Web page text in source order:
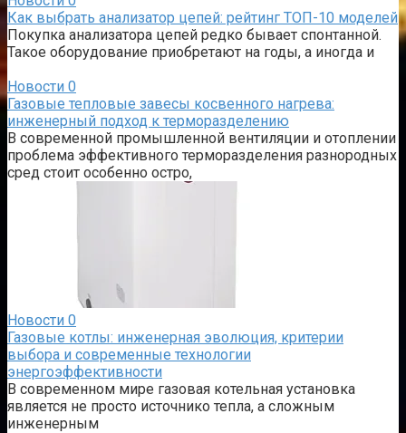
Как выбрать анализатор цепей: рейтинг ТОП-10 моделей
Покупка анализатора цепей редко бывает спонтанной.
Такое оборудование приобретают на годы, а иногда и
Новости 0
Газовые тепловые завесы косвенного нагрева:
инженерный подход к терморазделению
В современной промышленной вентиляции и отоплении
проблема эффективного терморазделения разнородных
сред стоит особенно остро,
Новости 0
Газовые котлы: инженерная эволюция, критерии
выбора и современные технологии
энергоэффективности
В современном мире газовая котельная установка
является не просто источнико тепла, а сложным
инженерным